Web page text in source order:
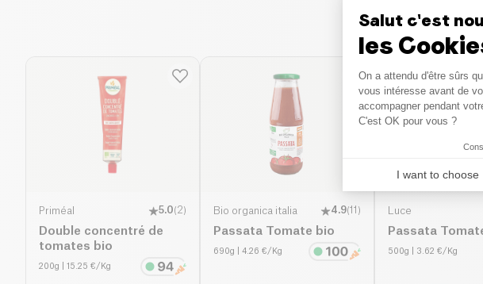
Priméal 5.0(2)
Double concentré de
tomates bio
200g | 15.25 €/Kg
Bio organica italia 4.9(11 )
Passata Tomate bio
690g | 4.26 €/Kg
Luce
Passata
500g | 3.62 €/Kg
Salut c'est
les
Consent
On a attendu d'être sûrs
vous intéresse avant de
accompagner pendant
C'est OK pour vous ?
I want to choose